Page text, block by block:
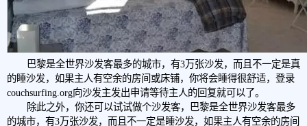
巴黎是全世界沙发客最多的城市，有3万张沙发，而且不一定是真
的睡沙发，如果主人有空余的房间或床铺，你将会睡得很舒适，登录
couchsurfing.org向沙发主发出申请等待主人的回复就可以了。
除此之外，你还可以试试做个沙发客，巴黎是全世界沙发客最多
的城市，有3万张沙发，而且不一定是睡沙发，如果主人有空余的房间